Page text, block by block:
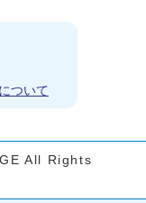
ついて
All Rights